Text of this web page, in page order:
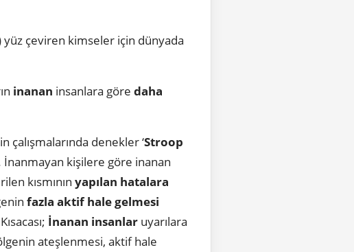
yüz çeviren kimseler için dünyada
inanan insanlara göre daha
çalışmalarında denekler ‘Stroop
kişilere göre inanan
kısmının yapılan hatalara
fazla aktif hale gelmesi
İnanan insanlar uyarılara
ateşlenmesi, aktif hale